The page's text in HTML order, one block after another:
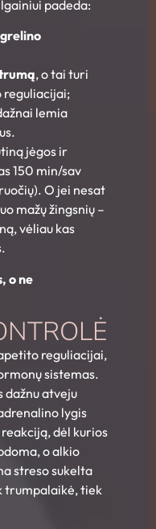
padeda:
, o tai turi
reguliacijai;
lemia
jėgos ir
150 min/sav
O jei nesat
mažų žingsnių –
vėliau kas
o ne
reguliacijai,
sistemas.
dažnu atveju
lygis
reakciją, dėl kurios
o alkio
streso sukelta
trumpalaikė, tiek